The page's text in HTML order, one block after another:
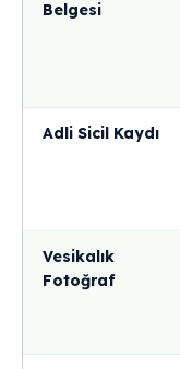
Belgesi
Adli Sicil Kaydı
Vesikalık
Fotoğraf